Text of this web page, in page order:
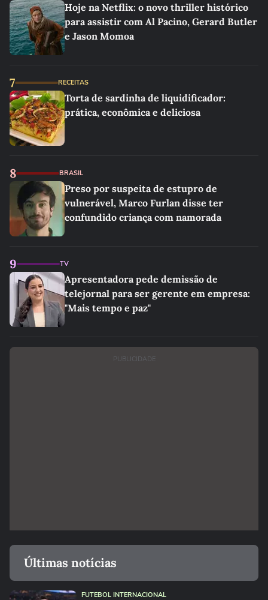
Hoje na Netflix: o novo thriller histórico
para assistir com Al Pacino, Gerard Butler
e Jason Momoa
7 RECEITAS
Torta de sardinha de liquidificador:
prática, econômica e deliciosa
8 BRASIL
Preso por suspeita de estupro de
vulnerável, Marco Furlan disse ter
confundido criança com namorada
9 TV
Apresentadora pede demissão de
telejornal para ser gerente em empresa:
"Mais tempo e paz"
PUBLICIDADE
Últimas notícias
FUTEBOL INTERNACIONAL